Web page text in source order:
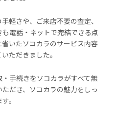
軽さや、ご来店不要の査定、
電話・ネットで完結できる点
いたソコカラのサービス内容
ただきました。
手続きをソコカラがすべて無
だき、ソコカラの魅力をしっ
。